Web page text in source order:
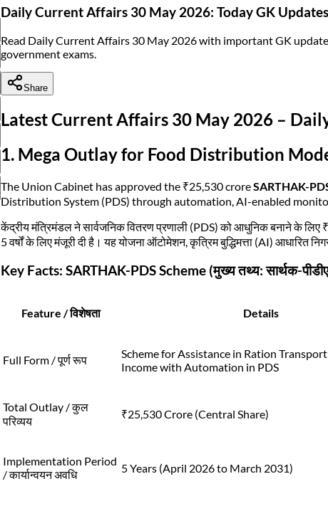
Daily Current Affairs 30 May 2026: Today GK Updates
Read Daily Current Affairs 30 May 2026 with important GK
government exams.
Share
Latest Current Affairs 30 May 2026 –
1. Mega Outlay for Food Distribution
The Union Cabinet has approved the ₹25,530 croreSARTHAK-
Distribution System (PDS) through automation, AI-enabled
केंद्रीय मंत्रिमंडल ने सार्वजनिक वितरण प्रणाली (PDS) को आधुनिक बनाने के
5 वर्षों के लिए मंजूरी दी है। यह योजना ऑटोमेशन, कृत्रिम बुद्धिमत्ता (AI) आधारित
Key Facts: SARTHAK-PDS Scheme (मुख्य तथ्य: सार्थक-
Feature / विशेषता Details
Full Form / पूर्ण रूप
Scheme for Assistance in Ration
Income with Automation in PDS
Total Outlay / कुल
परिव्यय
₹25,530 Crore (Central Share)
Implementation Period
/ कार्यान्वयन अवधि
5 Years (April 2026 to March 2031)